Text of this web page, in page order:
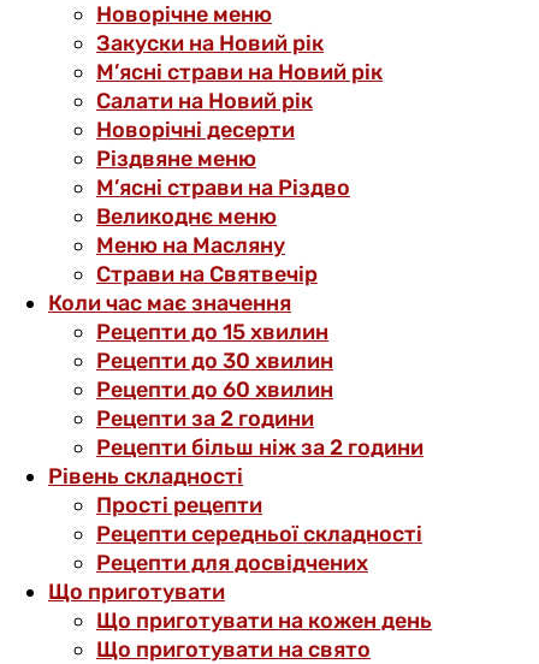
Новорічне меню
Закуски на Новий рік
М’ясні страви на Новий рік
Салати на Новий рік
Новорічні десерти
Різдвяне меню
М’ясні страви на Різдво
Великоднє меню
Меню на Масляну
Страви на Святвечір
Коли час має значення
Рецепти до 15 хвилин
Рецепти до 30 хвилин
Рецепти до 60 хвилин
Рецепти за 2 години
Рецепти більш ніж за 2 години
Рівень складності
Прості рецепти
Рецепти середньої складності
Рецепти для досвідчених
Що приготувати
Що приготувати на кожен день
Що приготувати на свято